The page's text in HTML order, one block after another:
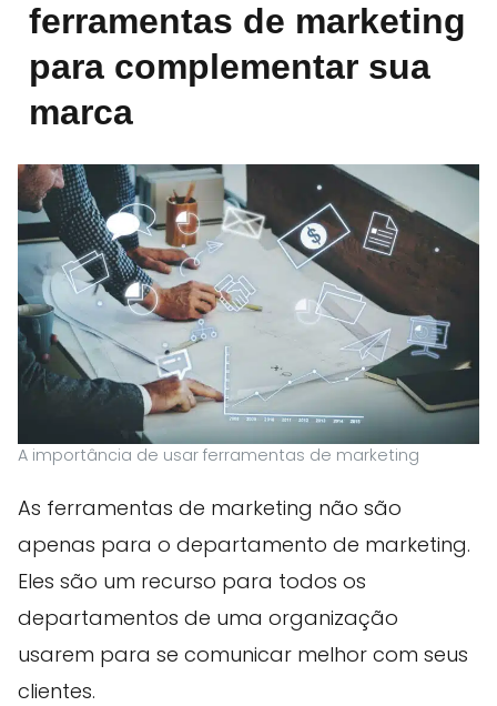
ferramentas de marketing
para complementar sua
marca
A importância de usar ferramentas de marketing
As ferramentas de marketing não são
apenas para o departamento de marketing.
Eles são um recurso para todos os
departamentos de uma organização
usarem para se comunicar melhor com seus
clientes.